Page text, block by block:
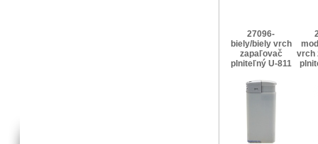
27096-
biely/biely vrch
zapaľovač
plniteľný U-811
vrch